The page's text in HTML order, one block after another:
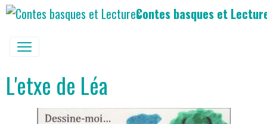
Contes basques et
L'etxe de Léa